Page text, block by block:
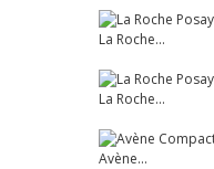
La Roche...
La Roche...
Avène...